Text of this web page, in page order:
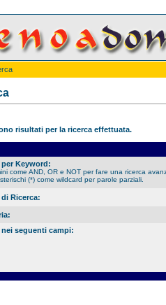
risultati per la ricerca effettuata.
per Keyword:
come AND, OR e NOT per fare una ricerca
(*) come wildcard per parole parziali.
Ricerca:
nei seguenti campi: